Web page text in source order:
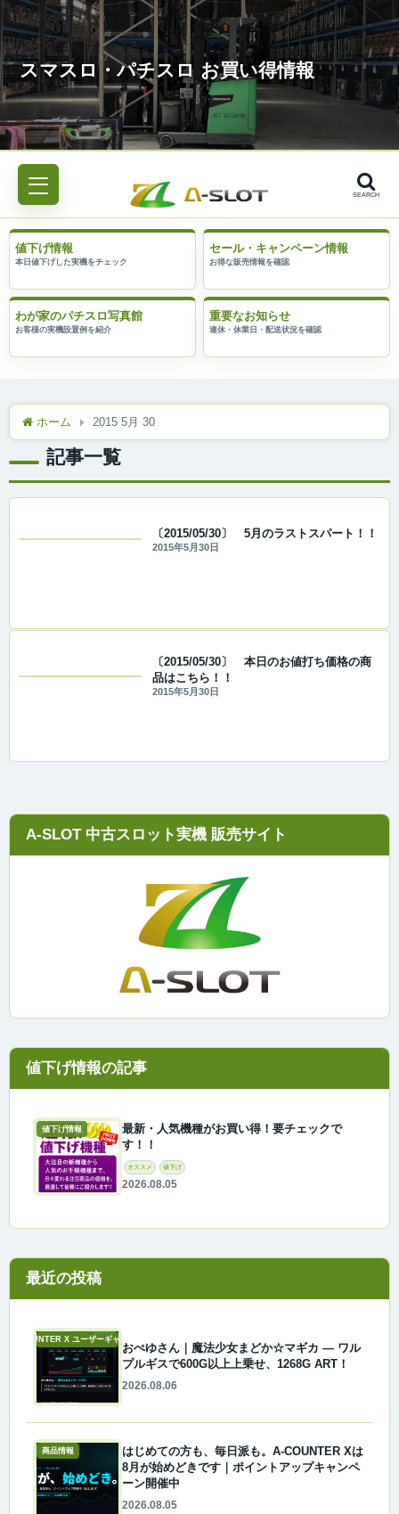
SEARCH
値下げ情報 セール・キャンペーン情報
わが家のパチスロ写真館 重要なお知らせ
ホーム 2015 5月 30
記事一覧
〔2015/05/30〕 5月のラストスパート！！
2015年5月30日
〔2015/05/30〕 本日のお値打ち価格の商
品はこちら！！
2015年5月30日
A-SLOT 中古スロット実機 販売サイト
値下げ情報
最新・人気機種がお買い得！要チェックで
す！！
オススメ 値下げ
2026.08.05
最近の投稿
A-COUNTER X ユーザーギャラリー
おぺゆさん｜魔法少女まどか☆マギカ ― ワル
プルギスで600G以上上乗せ、1268G ART！
2026.08.06
商品情報
はじめての方も、毎日派も。A-COUNTER Xは
8月が始めどきです｜ポイントアップキャンペ
ーン開催中
2026.08.05